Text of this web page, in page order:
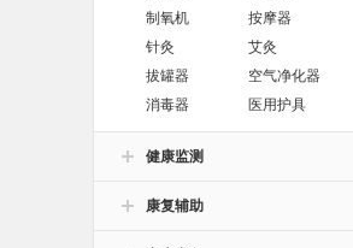
制氧机
按摩器
针灸
艾灸
拔罐器
空气净化器
消毒器
医用护具
健康监测
康复辅助